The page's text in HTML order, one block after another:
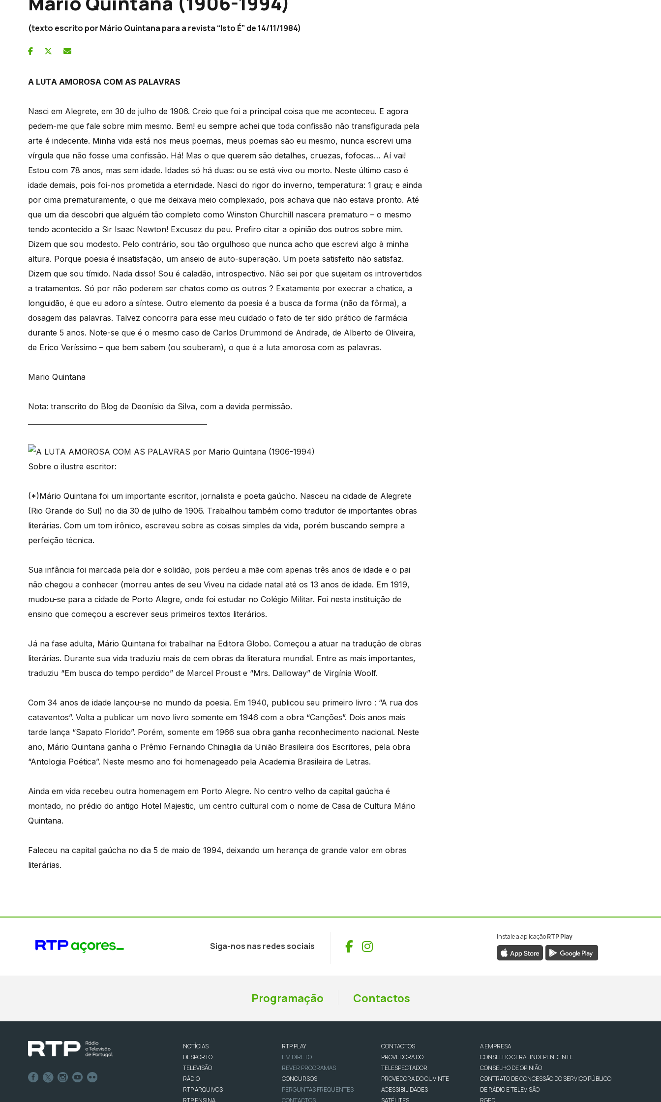
(texto escrito por Mário Quintana para a revista “Isto É” de 14/11/1984)
A LUTA AMOROSA COM AS PALAVRAS
Nasci em Alegrete, em 30 de julho de 1906. Creio que foi a principal coisa que me aconteceu. E agora
pedem-me que fale sobre mim mesmo. Bem! eu sempre achei que toda confissão não transfigurada pela
arte é indecente. Minha vida está nos meus poemas, meus poemas são eu mesmo, nunca escrevi uma
vírgula que não fosse uma confissão. Há! Mas o que querem são detalhes, cruezas, fofocas… Aí vai!
Estou com 78 anos, mas sem idade. Idades só há duas: ou se está vivo ou morto. Neste último caso é
idade demais, pois foi-nos prometida a eternidade. Nasci do rigor do inverno, temperatura: 1 grau; e ainda
por cima prematuramente, o que me deixava meio complexado, pois achava que não estava pronto. Até
que um dia descobri que alguém tão completo como Winston Churchill nascera prematuro – o mesmo
tendo acontecido a Sir Isaac Newton! Excusez du peu. Prefiro citar a opinião dos outros sobre mim.
Dizem que sou modesto. Pelo contrário, sou tão orgulhoso que nunca acho que escrevi algo à minha
altura. Porque poesia é insatisfação, um anseio de auto-superação. Um poeta satisfeito não satisfaz.
Dizem que sou tímido. Nada disso! Sou é caladão, introspectivo. Não sei por que sujeitam os introvertidos
a tratamentos. Só por não poderem ser chatos como os outros ? Exatamente por execrar a chatice, a
longuidão, é que eu adoro a síntese. Outro elemento da poesia é a busca da forma (não da fôrma), a
dosagem das palavras. Talvez concorra para esse meu cuidado o fato de ter sido prático de farmácia
durante 5 anos. Note-se que é o mesmo caso de Carlos Drummond de Andrade, de Alberto de Oliveira,
de Erico Veríssimo – que bem sabem (ou souberam), o que é a luta amorosa com as palavras.
Mario Quintana
Nota: transcrito do Blog de Deonísio da Silva, com a devida permissão.
Sobre o ilustre escritor:
(*)Mário Quintana foi um importante escritor, jornalista e poeta gaúcho. Nasceu na cidade de Alegrete
(Rio Grande do Sul) no dia 30 de julho de 1906. Trabalhou também como tradutor de importantes obras
literárias. Com um tom irônico, escreveu sobre as coisas simples da vida, porém buscando sempre a
perfeição técnica.
Sua infância foi marcada pela dor e solidão, pois perdeu a mãe com apenas três anos de idade e o pai
não chegou a conhecer (morreu antes de seu Viveu na cidade natal até os 13 anos de idade. Em 1919,
mudou-se para a cidade de Porto Alegre, onde foi estudar no Colégio Militar. Foi nesta instituição de
ensino que começou a escrever seus primeiros textos literários.
Já na fase adulta, Mário Quintana foi trabalhar na Editora Globo. Começou a atuar na tradução de obras
literárias. Durante sua vida traduziu mais de cem obras da literatura mundial. Entre as mais importantes,
traduziu “Em busca do tempo perdido” de Marcel Proust e “Mrs. Dalloway” de Virgínia Woolf.
Com 34 anos de idade lançou-se no mundo da poesia. Em 1940, publicou seu primeiro livro : “A rua dos
cataventos”. Volta a publicar um novo livro somente em 1946 com a obra “Canções”. Dois anos mais
tarde lança “Sapato Florido”. Porém, somente em 1966 sua obra ganha reconhecimento nacional. Neste
ano, Mário Quintana ganha o Prêmio Fernando Chinaglia da União Brasileira dos Escritores, pela obra
“Antologia Poética”. Neste mesmo ano foi homenageado pela Academia Brasileira de Letras.
Ainda em vida recebeu outra homenagem em Porto Alegre. No centro velho da capital gaúcha é
montado, no prédio do antigo Hotel Majestic, um centro cultural com o nome de Casa de Cultura Mário
Quintana.
Faleceu na capital gaúcha no dia 5 de maio de 1994, deixando um herança de grande valor em obras
literárias.
Siga-nos nas redes sociais Facebook
Instagram
Instale a aplicaçãoRTP Play
Programação Contactos
NOTÍCIAS
DESPORTO
TELEVISÃO
RÁDIO
RTP ARQUIVOS
RTP ENSINA
RTP PLAY
EM DIRETO
REVER PROGRAMAS
CONCURSOS
PERGUNTAS FREQUENTES
CONTACTOS
CONTACTOS
PROVEDORA DO
TELESPECTADOR
PROVEDORA DO OUVINTE
ACESSIBILIDADES
SATÉLITES
A EMPRESA
CONSELHO GERAL INDEPENDENTE
CONSELHO DE OPINIÃO
CONTRATO DE CONCESSÃO DO SERVIÇO PÚBLICO
DE RÁDIO E TELEVISÃO
RGPD